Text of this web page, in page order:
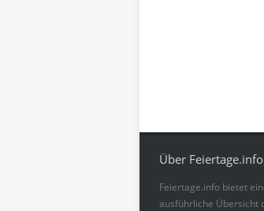
Über Feiertage.info
Feiertage.info bietet
ausführliche Übersicht